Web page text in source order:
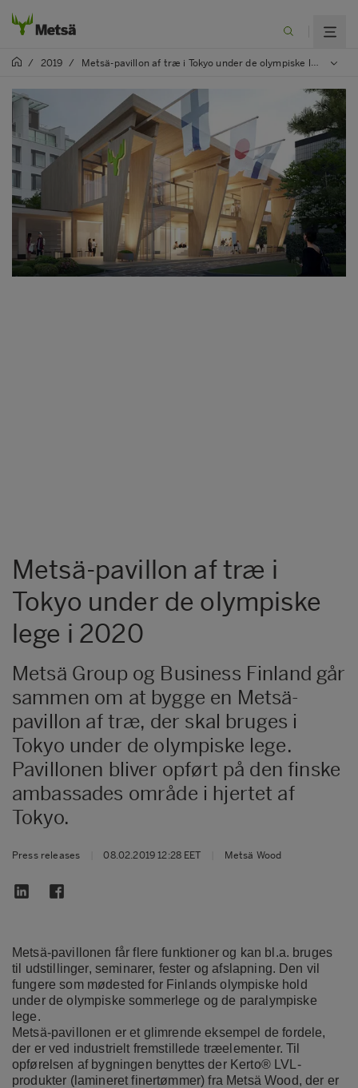
/ 2019 / Metsä-pavillon af træ i Tokyo under de olympiske lege i 2020
Metsä-pavillon af træ i
Tokyo under de olympiske
lege i 2020
Metsä Group og Business Finland går
sammen om at bygge en Metsä-
pavillon af træ, der skal bruges i
Tokyo under de olympiske lege.
Pavillonen bliver opført på den finske
ambassades område i hjertet af
Tokyo.
Press releases 08.02.2019 12:28 EET Metsä Wood
Metsä-pavillonen får flere funktioner og kan bl.a. bruges
til udstillinger, seminarer, fester og afslapning. Den vil
fungere som mødested for Finlands olympiske hold
under de olympiske sommerlege og de paralympiske
lege.
Metsä-pavillonen er et glimrende eksempel de fordele,
der er ved industrielt fremstillede træelementer. Til
opførelsen af bygningen benyttes der Kerto® LVL-
produkter (lamineret finertømmer) fra Metsä Wood, der er